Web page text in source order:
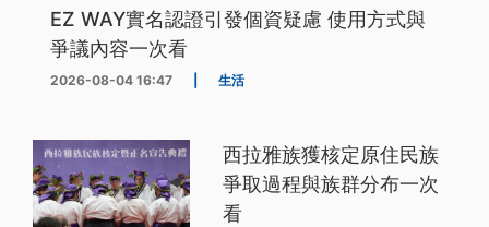
EZ WAY實名認證引發個資疑慮 使用方式與
爭議內容一次看
2026-08-04 16:47 生活
西拉雅族獲核定原住民族
爭取過程與族群分布一次
看